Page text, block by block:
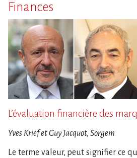
Finances
L’évaluation financière des
Yves Krief et Guy Jacquot, Sorgem
Le terme valeur, peut signifier ce